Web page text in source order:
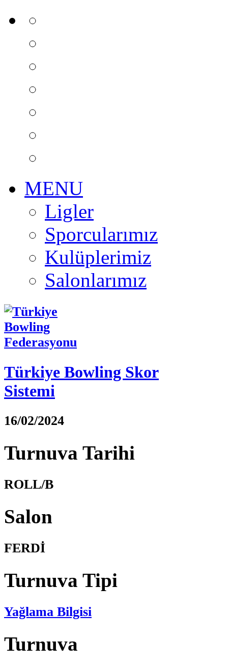
MENU
Ligler
Sporcularımız
Kulüplerimiz
Salonlarımız
Türkiye Bowling Skor
Sistemi
16/02/2024
Turnuva Tarihi
ROLL/B
Salon
FERDİ
Turnuva Tipi
Yağlama Bilgisi
Turnuva